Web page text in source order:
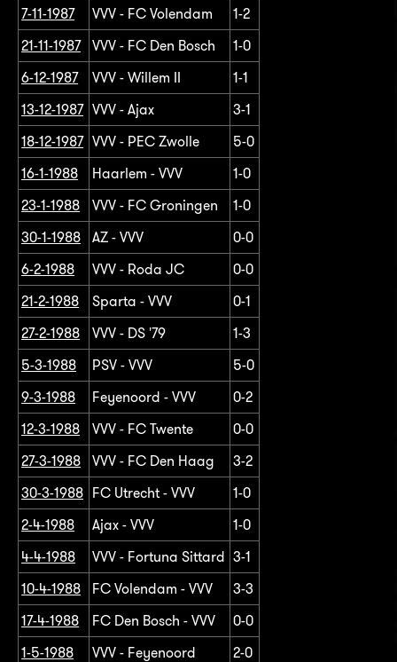
7-11-1987
VVV - FC Volendam
1-2
21-11-1987
VVV - FC Den Bosch
1-0
6-12-1987
VVV - Willem II
1-1
13-12-1987 VVV - Ajax
3-1
18-12-1987 VVV - PEC Zwolle
5-0
16-1-1988
Haarlem - VVV
1-0
23-1-1988
VVV - FC Groningen
1-0
30-1-1988
AZ - VVV
0-0
6-2-1988
VVV - Roda JC
0-0
21-2-1988
Sparta - VVV
0-1
27-2-1988
VVV - DS '79
1-3
5-3-1988
PSV - VVV
5-0
9-3-1988
Feyenoord - VVV
0-2
12-3-1988
VVV - FC Twente
0-0
27-3-1988
VVV - FC Den Haag
3-2
30-3-1988 FC Utrecht - VVV
1-0
2-4-1988
Ajax - VVV
1-0
4-4-1988
VVV - Fortuna Sittard 3-1
10-4-1988
FC Volendam - VVV
3-3
17-4-1988
FC Den Bosch - VVV
0-0
1-5-1988
VVV - Feyenoord
2-0